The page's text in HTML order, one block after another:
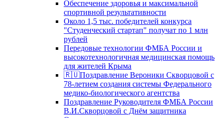
Обеспечение здоровья и максимальной
спортивной результативности
Около 1,5 тыс. победителей конкурса
"Студенческий стартап" получат по 1 млн
рублей
Передовые технологии ФМБА России и
высокотехнологичная медицинская помощь
для жителей Крыма
🇷🇺Поздравление Вероники Скворцовой с
78-летием создания системы Федерального
медико-биологического агентства
Поздравление Руководителя ФМБА России
В.И.Скворцовой с Днём защитника